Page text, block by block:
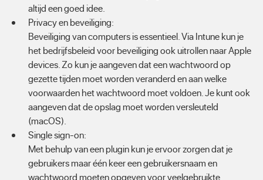
altijd een goed idee.
Privacy en beveiliging:
Beveiliging van computers is essentieel. Via Intune kun je
het bedrijfsbeleid voor beveiliging ook uitrollen naar Apple
devices. Zo kun je aangeven dat een wachtwoord op
gezette tijden moet worden veranderd en aan welke
voorwaarden het wachtwoord moet voldoen. Je kunt ook
aangeven dat de opslag moet worden versleuteld
(macOS).
Single sign-on:
Met behulp van een plugin kun je ervoor zorgen dat je
gebruikers maar één keer een gebruikersnaam en
wachtwoord moeten opgeven voor veelgebruikte